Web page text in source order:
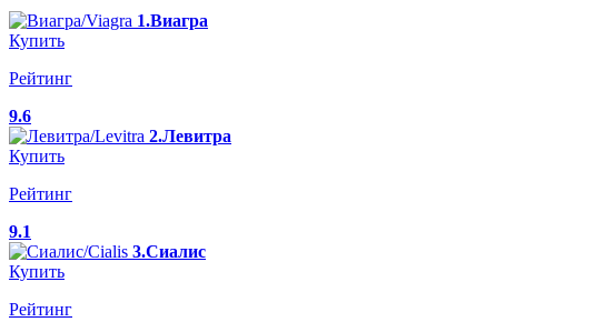
1.Виагра
Купить
Рейтинг
9.6
2.Левитра
Купить
Рейтинг
9.1
3.Сиалис
Купить
Рейтинг